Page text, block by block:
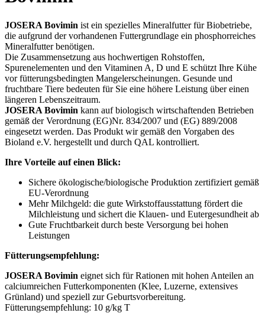
JOSERA Bovimin ist ein spezielles Mineralfutter für Biobetriebe,
die aufgrund der vorhandenen Futtergrundlage ein phosphorreiches
Mineralfutter benötigen.
Die Zusammensetzung aus hochwertigen Rohstoffen,
Spurenelementen und den Vitaminen A, D und E schützt Ihre Kühe
vor fütterungsbedingten Mangelerscheinungen. Gesunde und
fruchtbare Tiere bedeuten für Sie eine höhere Leistung über einen
längeren Lebenszeitraum.
JOSERA Bovimin kann auf biologisch wirtschaftenden Betrieben
gemäß der Verordnung (EG)Nr. 834/2007 und (EG) 889/2008
eingesetzt werden. Das Produkt wir gemäß den Vorgaben des
Bioland e.V. hergestellt und durch QAL kontrolliert.
Ihre Vorteile auf einen Blick:
Sichere ökologische/biologische Produktion zertifiziert gemäß
EU-Verordnung
Mehr Milchgeld: die gute Wirkstoffausstattung fördert die
Milchleistung und sichert die Klauen- und Eutergesundheit ab
Gute Fruchtbarkeit durch beste Versorgung bei hohen
Leistungen
Fütterungsempfehlung:
JOSERA Bovimin eignet sich für Rationen mit hohen Anteilen an
calciumreichen Futterkomponenten (Klee, Luzerne, extensives
Grünland) und speziell zur Geburtsvorbereitung.
Fütterungsempfehlung: 10 g/kg T